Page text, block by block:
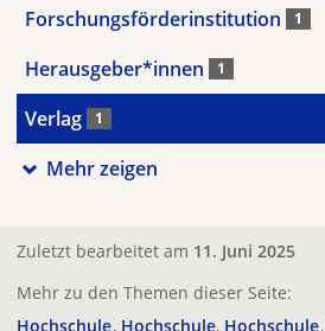
Forschungsförderinstitution 1
Herausgeber*innen 1
Verlag 1
Mehr zeigen
Zuletzt bearbeitet am 11. Juni 2025
Mehr zu den Themen dieser Seite:
Hochschule Hochschule Hochschule